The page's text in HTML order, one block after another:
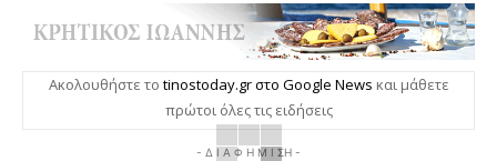
Ακολουθήστε το tinostoday.gr στο Google News και μάθετε
πρώτοι όλες τις ειδήσεις
- Δ Ι Α Φ Η Μ Ι ΣΗ -